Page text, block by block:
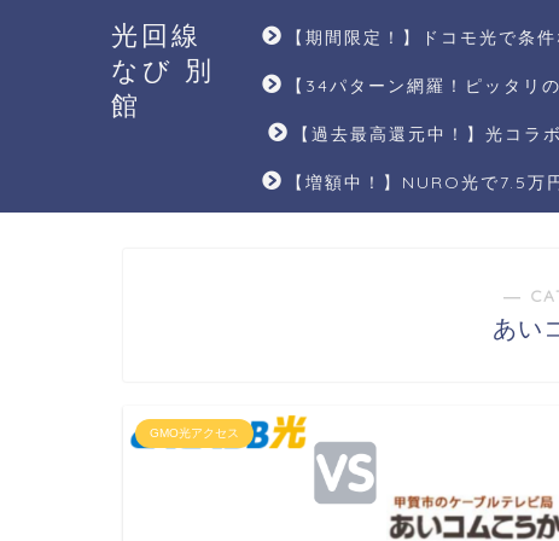
光回線
なび 別
館
【期間限定！】ドコモ光で条
【34パターン網羅！ピッタリ
【過去最高還元中！】光コ
【増額中！】NURO光で7.5
―
あい
GMO光アクセス